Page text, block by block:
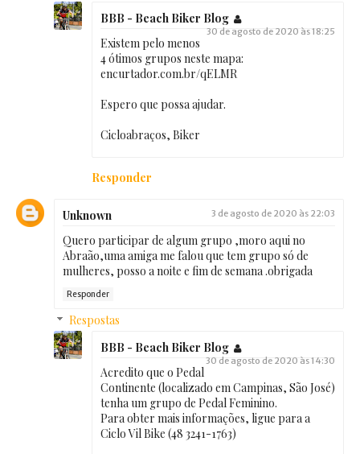
BBB - Beach Biker Blog
30 de agosto de 2020 às 18:25
Existem pelo menos
4 ótimos grupos neste mapa:
encurtador.com.br/qELMR
Espero que possa ajudar.
Cicloabraços, Biker
Responder
Unknown 3 de agosto de 2020 às 22:03
Quero participar de algum grupo ,moro aqui no
Abraão,uma amiga me falou que tem grupo só de
mulheres, posso a noite e fim de semana .obrigada
Responder
Respostas
BBB - Beach Biker Blog
30 de agosto de 2020 às 14:30
Acredito que o Pedal
Continente (localizado em Campinas, São José)
tenha um grupo de Pedal Feminino.
Para obter mais informações, ligue para a
Ciclo Vil Bike (48 3241-1763)